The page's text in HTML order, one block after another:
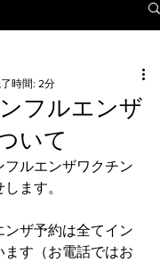
フルエンザ
いて
時間: 2分
ルエンザワクチン
ます。
ンザ予約は全てイン
ます（お電話ではお